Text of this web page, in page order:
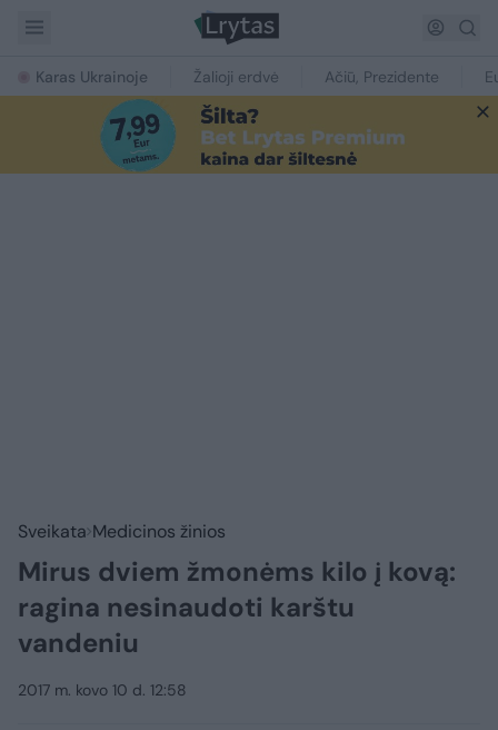
Karas Ukrainoje Žalioji erdvė Ačiū, Prezidente
Sveikata Medicinos žinios
Mirus dviem žmonėms kilo į kovą:
ragina nesinaudoti karštu
vandeniu
2017 m. kovo 10 d. 12:58